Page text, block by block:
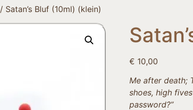
/ Satan’s Bluf (10ml) (klein)
€ 10,00
Me after death;
shoes, high
password?”